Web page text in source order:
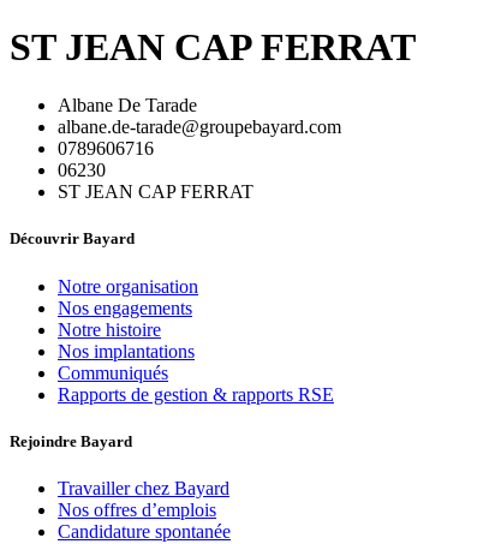
ST JEAN CAP FERRAT
Albane De Tarade
albane.de-tarade@groupebayard.com
0789606716
06230
ST JEAN CAP FERRAT
Découvrir Bayard
Notre organisation
Nos engagements
Notre histoire
Nos implantations
Communiqués
Rapports de gestion & rapports RSE
Rejoindre Bayard
Travailler chez Bayard
Nos offres d’emplois
Candidature spontanée